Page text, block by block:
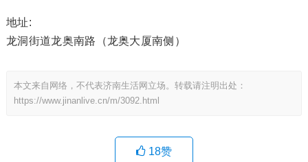
地址:
龙洞街道龙奥南路（龙奥大厦南侧）
本文来自网络，不代表济南生活网立场。转载请注明出处：
https://www.jinanlive.cn/m/3092.html
18赞